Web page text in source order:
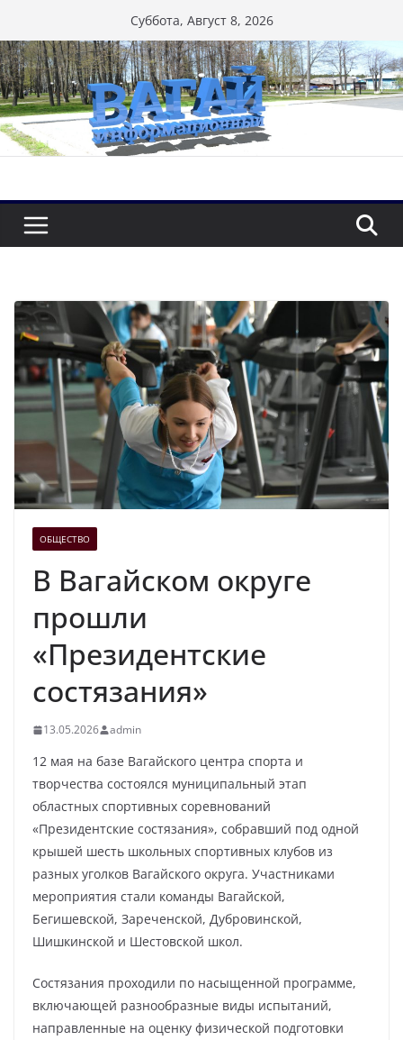
к
содержимому
Суббота, Август 8, 2026
ОБЩЕСТВО
В Вагайском округе
прошли
«Президентские
состязания»
13.05.2026 admin
12 мая на базе Вагайского центра спорта и
творчества состоялся муниципальный этап
областных спортивных соревнований
«Президентские состязания», собравший под одной
крышей шесть школьных спортивных клубов из
разных уголков Вагайского округа. Участниками
мероприятия стали команды Вагайской,
Бегишевской, Зареченской, Дубровинской,
Шишкинской и Шестовской школ.
Состязания проходили по насыщенной программе,
включающей разнообразные виды испытаний,
направленные на оценку физической подготовки